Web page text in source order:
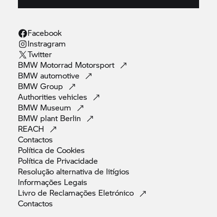
Este site foi criado com o maior cuidado possível.
Apesar disso, não é possível garantir a inexistência
de erros, nem a precisão das informações
apresentadas. Exclui-se qualquer responsabilidade
por dados decorrentes da utilização direta ou
indireta deste site, desde que estes não decorram
de dolo ou negligência.
A BMW AG não assume qualquer
responsabilidade pelos conteúdos das páginas
web operadas por terceiros com conexões a partir
deste site.
Direitos de utilização
Facebook
Instragram
Twitter
BMW Motorrad Motorsport
BMWautomotive
BMWGroup
Authoritiesvehicles
BMW Museum
BMW plant Berlin
REACH
Contactos
Política deCookies
Política de Privacidade
Resolução alternativa de litígios
Informações Legais
Livro de Reclamações Eletrónico
Contactos